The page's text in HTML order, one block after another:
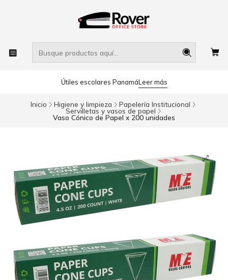
Útiles escolares PanamáLeer más
Inicio Higiene y limpieza Papelería Institucional
Servilletas y vasos de papel
Vaso Cónico de Papel x 200 unidades